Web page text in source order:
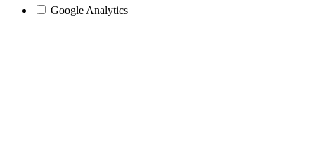
Google Analytics